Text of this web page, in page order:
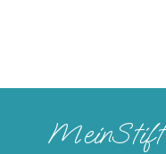
MeinStift